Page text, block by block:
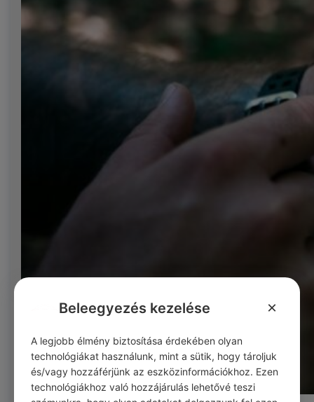
Beleegyezés kezelése ×
A legjobb élmény biztosítása érdekében olyan
technológiákat használunk, mint a sütik, hogy tároljuk
és/vagy hozzáférjünk az eszközinformációkhoz. Ezen
technológiákhoz való hozzájárulás lehetővé teszi